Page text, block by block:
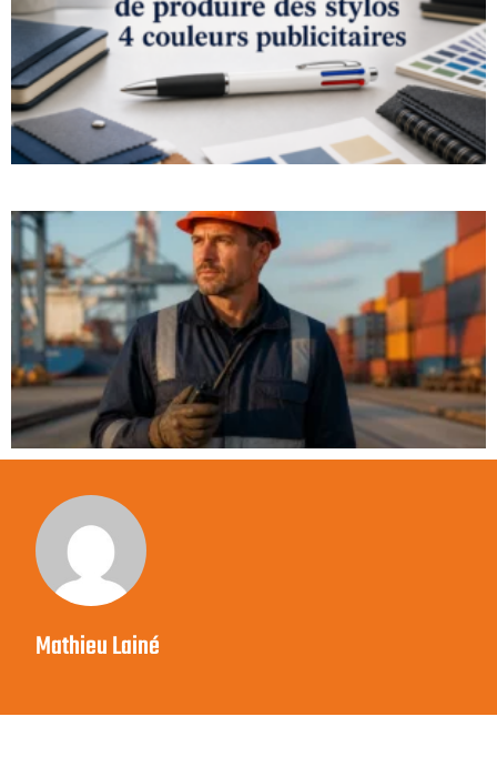
Mathieu Lainé